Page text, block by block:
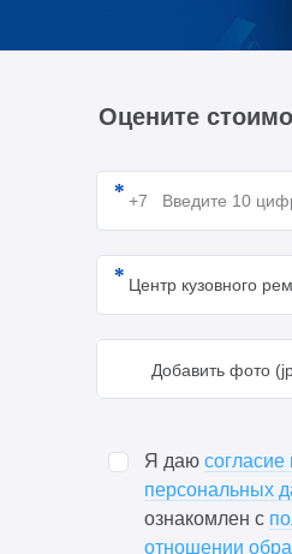
Оцените
Добавить фото
Я даю согласие
персональных
ознакомлен с
отношении